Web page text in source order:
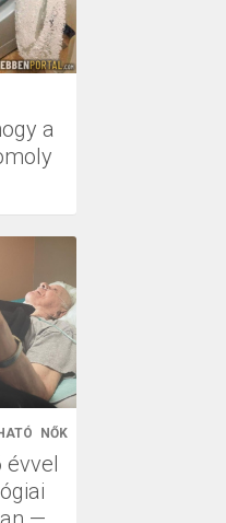
a
NŐK
évvel